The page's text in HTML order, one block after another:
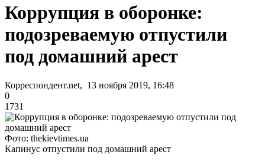
Коррупция в оборонке:
подозреваемую отпустили
под домашний арест
Корреспондент.net, 13 ноября 2019, 16:48
0
1731
Фото: thekievtimes.ua
Капинус отпустили под домашний арест